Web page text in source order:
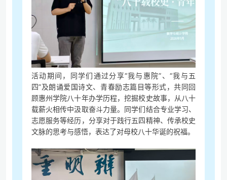
活动期间，同学们通过分享“我与惠院”、“我与五
四”及朗诵爱国诗文、青春励志篇目等形式，共同回
顾惠州学院八十年办学历程，挖掘校史故事，从八十
载薪火相传中汲取奋斗力量。同学们结合专业学习、
志愿服务等经历，分享对于践行五四精神、传承校史
文脉的思考与感悟，表达了对母校八十华诞的祝福。